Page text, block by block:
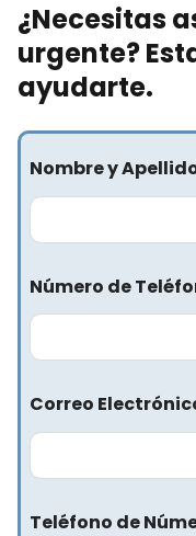
¿Necesitas
urgente?
ayudarte.
Nombre y
Número de
Correo
Teléfono de